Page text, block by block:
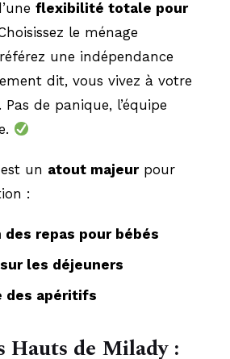
flexibilité totale pour
le ménage
une indépendance
dit, vous vivez à votre
de panique, l’équipe
un atout majeurpour
:
des repas pour bébés
les déjeuners
des apéritifs
Hauts de Milady :